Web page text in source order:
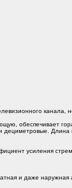
канала,
обеспечивает
дециметровые. Длина
усиления
и даже